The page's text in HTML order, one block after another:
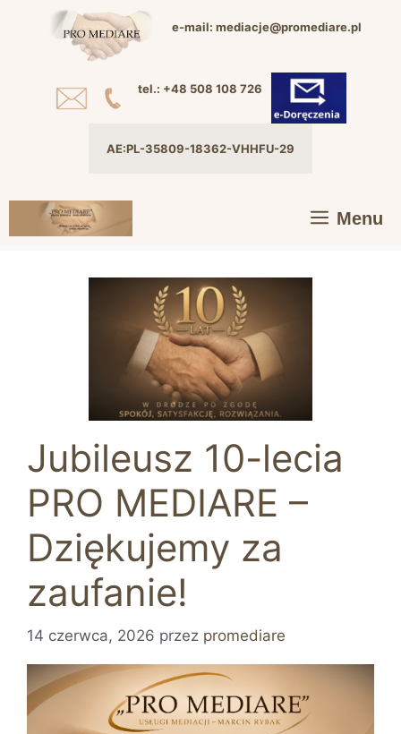
e-mail: mediacje@promediare.pl
tel.: +48 508 108 726
AE:PL-35809-18362-VHHFU-29
Menu
Jubileusz 10-lecia
PRO MEDIARE –
Dziękujemy za
zaufanie!
14 czerwca, 2026 przez promediare